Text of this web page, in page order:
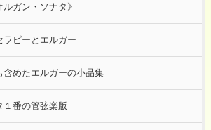
ガン・ソナタ》
ラピーとエルガー
含めたエルガーの小品集
１番の管弦楽版